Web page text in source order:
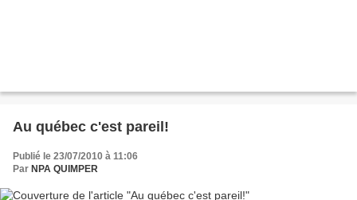
Au québec c'est pareil!
Publié le 23/07/2010 à 11:06
Par NPA QUIMPER